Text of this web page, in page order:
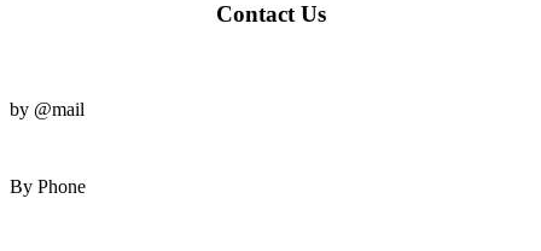
Contact Us
by @mail
By Phone